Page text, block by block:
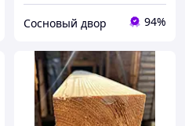
Сосновый двор 94%